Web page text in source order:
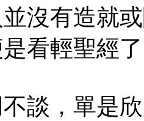
沒有造就
看輕聖經
談，單是